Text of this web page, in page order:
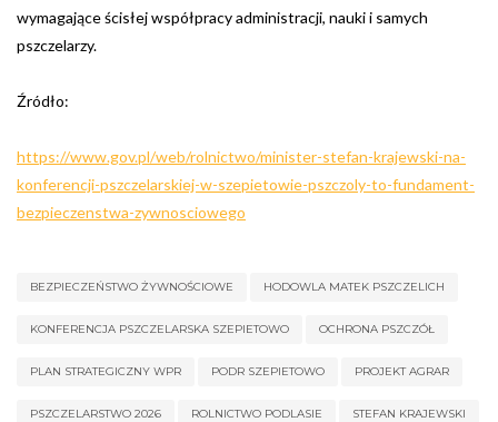
wymagające ścisłej współpracy administracji, nauki i samych
pszczelarzy.
Źródło:
https://www.gov.pl/web/rolnictwo/minister-stefan-krajewski-na-
konferencji-pszczelarskiej-w-szepietowie-pszczoly-to-fundament-
bezpieczenstwa-zywnosciowego
BEZPIECZEŃSTWO ŻYWNOŚCIOWE HODOWLA MATEK PSZCZELICH
KONFERENCJA PSZCZELARSKA SZEPIETOWO OCHRONA PSZCZÓŁ
PLAN STRATEGICZNY WPR PODR SZEPIETOWO PROJEKT AGRAR
PSZCZELARSTWO 2026 ROLNICTWO PODLASIE STEFAN KRAJEWSKI